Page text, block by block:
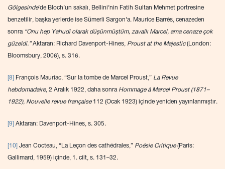
Gölgesinde’de Bloch’un sakalı, Bellini’nin Fatih Sultan Mehmet portresine
benzetilir, başka yerlerde ise Sümerli Sargon’a. Maurice Barrès, cenazeden
sonra “Onu hep Yahudi olarak düşünmüştüm, zavallı Marcel, ama cenaze çok
güzeldi.”Aktaran: Richard Davenport-Hines, Proust at the Majestic(London:
Bloomsbury, 2006), s. 316.
[8] François Mauriac, “Sur la tombe de Marcel Proust,” La Revue
hebdomadaire, 2 Aralık 1922, daha sonra Hommage à Marcel Proust (1871–
1922), Nouvelle revue française 112 (Ocak 1923) içinde yeniden yayınlanmıştır.
[9] Aktaran: Davenport-Hines, s. 305.
[10] Jean Cocteau, “La Leçon des cathédrales,” Poésie Critique(Paris:
Gallimard, 1959) içinde, 1. cilt, s. 131–32.